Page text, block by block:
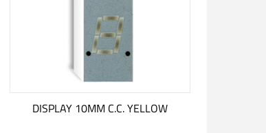
DISPLAY 10MM C.C. YELLOW